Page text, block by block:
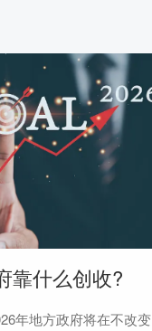
靠什么创收?
年地方政府将在不改变